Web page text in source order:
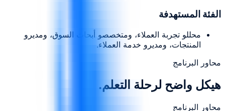
الفئة المستهدفة
محللو تجربة العملاء، ومتخصصو أبحاث السوق، ومديرو
المنتجات، ومديرو خدمة العملاء.
محاور البرنامج
هيكل واضح لرحلة التعلم.
محاور البرنامج